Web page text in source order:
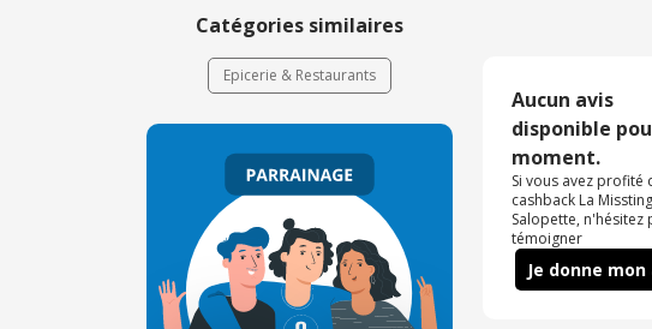
Catégories similaires
Epicerie & Restaurants
Aucun avis
disponible
moment.
Si vous avez profité
cashback La
Salopette, n'hésitez
témoigner
Je donne mon